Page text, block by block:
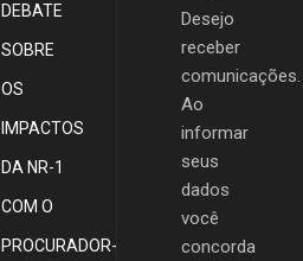
DEBATE
SOBRE
OS
IMPACTOS
DA NR-1
COM O
PROCURADOR-
Desejo
receber
comunicações.
Ao
informar
seus
dados
você
concorda